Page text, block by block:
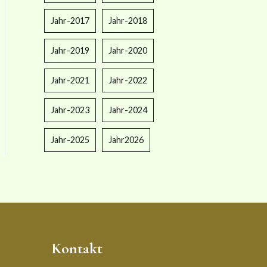
Jahr-2017 Jahr-2018
Jahr-2019 Jahr-2020
Jahr-2021 Jahr-2022
Jahr-2023 Jahr-2024
Jahr-2025 Jahr2026
Kontakt